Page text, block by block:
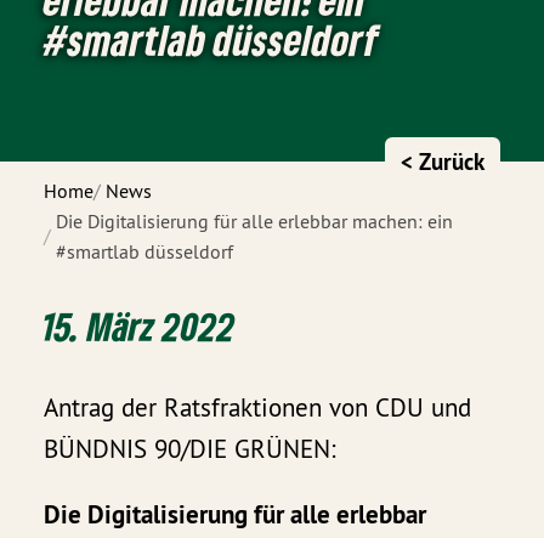
#smartlab düsseldorf
Home News
Die Digitalisierung für alle erlebbar machen: ein
#smartlab düsseldorf
< Zurück
15. März 2022
Antrag der Ratsfraktionen von CDU und
BÜNDNIS 90/DIE GRÜNEN:
Die Digitalisierung für alle erlebbar